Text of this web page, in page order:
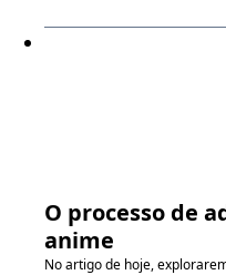
O processo de
anime
No artigo de hoje,